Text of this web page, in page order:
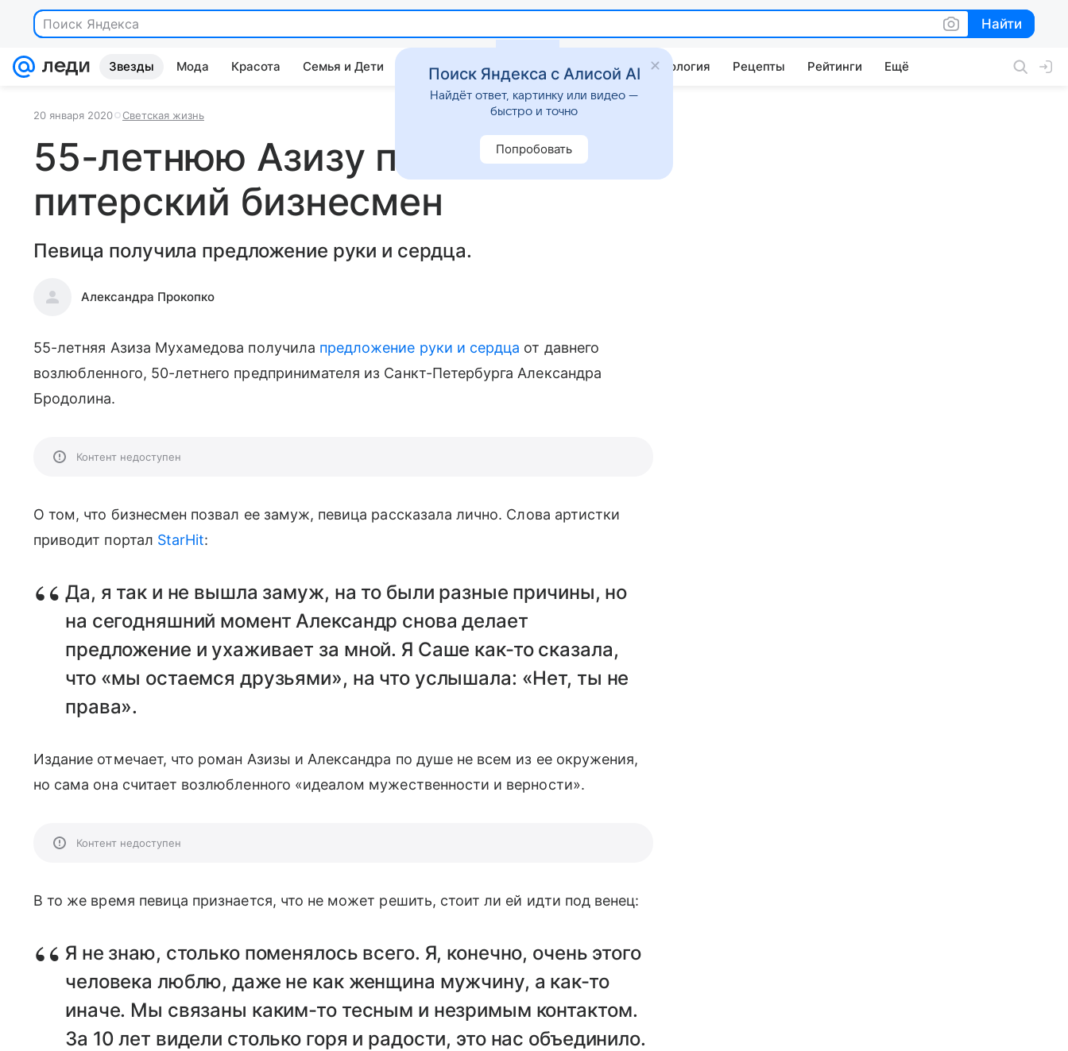
Поиск Яндекса Найти
Найти
Звезды Мода Красота Семья и Дети Дом Гороскопы Стиль жизни Психология Рецепты Рейтинги Ещё
20 января 2020 Светская жизнь
55-летнюю Азизу позвал замуж
питерский бизнесмен
Певица получила предложение руки и сердца.
Александра Прокопко
55-летняя Азиза Мухамедова получила предложение руки и сердца от давнего
возлюбленного, 50-летнего предпринимателя из Санкт-Петербурга Александра
Бродолина.
Контент недоступен
О том, что бизнесмен позвал ее замуж, певица рассказала лично. Слова артистки
приводит портал StarHit:
Да, я так и не вышла замуж, на то были разные причины, но
на сегодняшний момент Александр снова делает
предложение и ухаживает за мной. Я Саше как-то сказала,
что «мы остаемся друзьями», на что услышала: «Нет, ты не
права».
Издание отмечает, что роман Азизы и Александра по душе не всем из ее окружения,
но сама она считает возлюбленного «идеалом мужественности и верности».
Контент недоступен
В то же время певица признается, что не может решить, стоит ли ей идти под венец:
Я не знаю, столько поменялось всего. Я, конечно, очень этого
человека люблю, даже не как женщина мужчину, а как-то
иначе. Мы связаны каким-то тесным и незримым контактом.
За 10 лет видели столько горя и радости, это нас объединило.
Поиск Яндекса с Алисой AI
Найдёт ответ, картинку или видео —
быстро и точно
Попробовать